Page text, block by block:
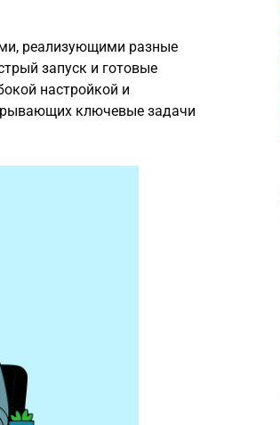
реализующими разные
запуск и готовые
настройкой и
ключевые задачи